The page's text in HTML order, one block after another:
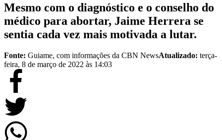
Mesmo com o diagnóstico e o conselho do
médico para abortar, Jaime Herrera se
sentia cada vez mais motivada a lutar.
Fonte: Guiame, com informações da CBN NewsAtualizado: terça-
feira, 8 de março de 2022 às 14:03